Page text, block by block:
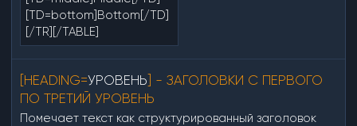
[TD=bottom]Bottom[/TD]
[/TR][/TABLE]
[HEADING=УРОВЕНЬ] - ЗАГОЛОВКИ С ПЕРВОГО
ПО ТРЕТИЙ УРОВЕНЬ
Помечает текст как структурированный заголовок